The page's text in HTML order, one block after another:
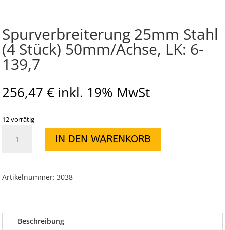
Spurverbreiterung 25mm Stahl
(4 Stück) 50mm/Achse, LK: 6-
139,7
256,47 € inkl. 19% MwSt
12 vorrätig
Spurverbreiterung
25mm
Stück)
6-
139,7
IN DEN WARENKORB
Artikelnummer: 3038
Beschreibung